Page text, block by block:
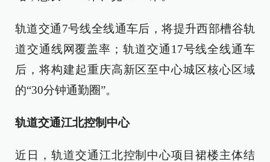
轨道交通7号线全线通车后，将提升西部槽谷轨
道交通线网覆盖率；轨道交通17号线全线通车
后，将构建起重庆高新区至中心城区核心区域
的“30分钟通勤圈”。
轨道交通江北控制中心
近日，轨道交通江北控制中心项目裙楼主体结